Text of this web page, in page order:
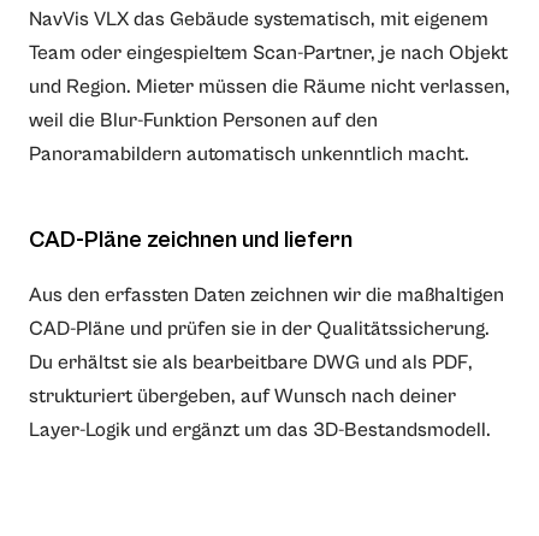
NavVis VLX das Gebäude systematisch, mit eigenem
Team oder eingespieltem Scan-Partner, je nach Objekt
und Region. Mieter müssen die Räume nicht verlassen,
weil die Blur-Funktion Personen auf den
Panoramabildern automatisch unkenntlich macht.
CAD-Pläne zeichnen und liefern
Aus den erfassten Daten zeichnen wir die maßhaltigen
CAD-Pläne und prüfen sie in der Qualitätssicherung.
Du erhältst sie als bearbeitbare DWG und als PDF,
strukturiert übergeben, auf Wunsch nach deiner
Layer-Logik und ergänzt um das 3D-Bestandsmodell.